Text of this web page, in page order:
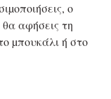
ο
αφήσεις τη
µπουκάλι ή στο